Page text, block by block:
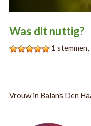
Was dit nuttig?
1 stemmen,
Vrouw in Balans Den